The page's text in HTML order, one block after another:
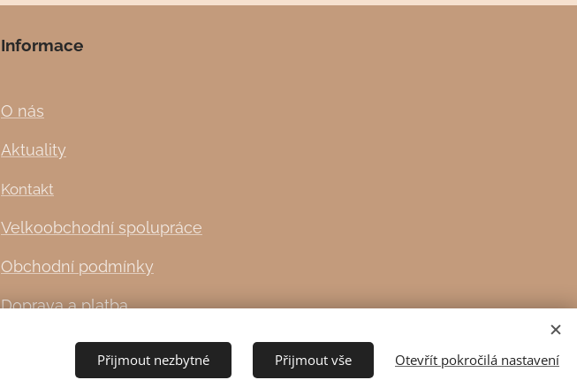
Informace
O nás
Aktuality
Kontakt
Velkoobchodní spolupráce
Obchodní podmínky
Doprava a platba
Přijmout nezbytné Přijmout vše Otevřít pokročilá nastavení